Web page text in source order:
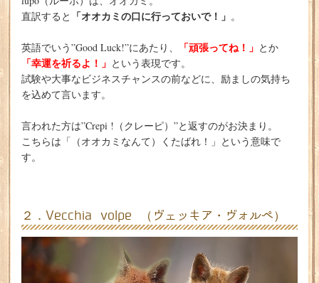
直訳すると 「オオカミの口に行っておいで！」 。
英語でいう”Good Luck!”にあたり、 「頑張ってね！」 とか
「幸運を祈るよ！」 という表現です。
試験や大事なビジネスチャンスの前などに、励ましの気持ち
を込めて言います。
言われた方は”Crepi !（クレーピ）”と返すのがお決まり。
こちらは「（オオカミなんて）くたばれ！」という意味で
す。
２．Vecchia volpe （ヴェッキア・ヴォルペ）